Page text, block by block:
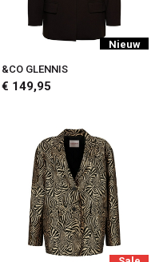
Nieuw
&CO GLENNIS
€ 149,95